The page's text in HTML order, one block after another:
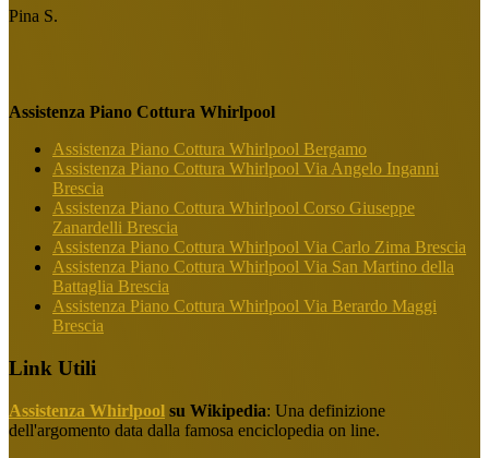
Pina S.
Assistenza Piano Cottura Whirlpool
Assistenza Piano Cottura Whirlpool Bergamo
Assistenza Piano Cottura Whirlpool Via Angelo Inganni
Brescia
Assistenza Piano Cottura Whirlpool Corso Giuseppe
Zanardelli Brescia
Assistenza Piano Cottura Whirlpool Via Carlo Zima Brescia
Assistenza Piano Cottura Whirlpool Via San Martino della
Battaglia Brescia
Assistenza Piano Cottura Whirlpool Via Berardo Maggi
Brescia
Link Utili
Assistenza Whirlpool su Wikipedia: Una definizione
dell'argomento data dalla famosa enciclopedia on line.